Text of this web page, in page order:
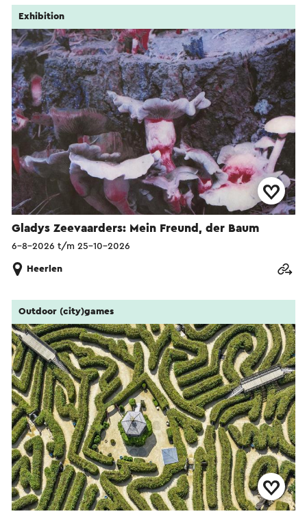
Gladys Zeevaarders: Mein Freund, der Baum
Exhibition
6-8-2026 t/m 25-10-2026
Heerlen
Outdoor (city)games